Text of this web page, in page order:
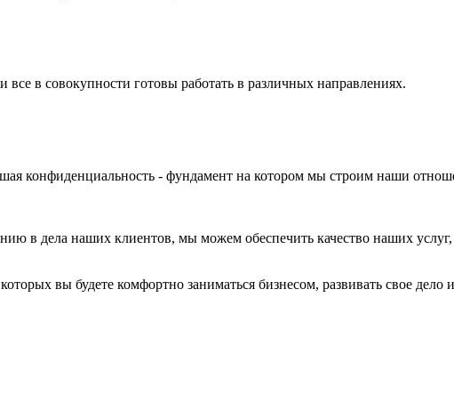
в совокупности готовы работать в различных направлениях.
конфиденциальность - фундамент на котором мы строим наши
в дела наших клиентов, мы можем обеспечить качество наших
вы будете комфортно заниматься бизнесом, развивать свое